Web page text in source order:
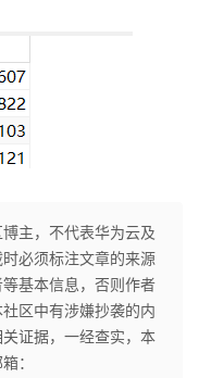
主，不代表华为云及
必须标注文章的来源
等基本信息，否则作者
区中有涉嫌抄袭的内
证据，一经查实，本
：